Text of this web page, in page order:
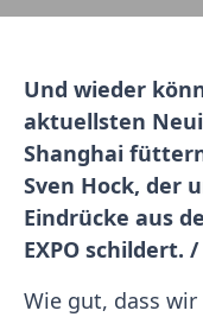
Und wieder
aktuellsten
Shanghai
Sven Hock, der
Eindrücke aus
EXPO schildert.
Wie gut, dass